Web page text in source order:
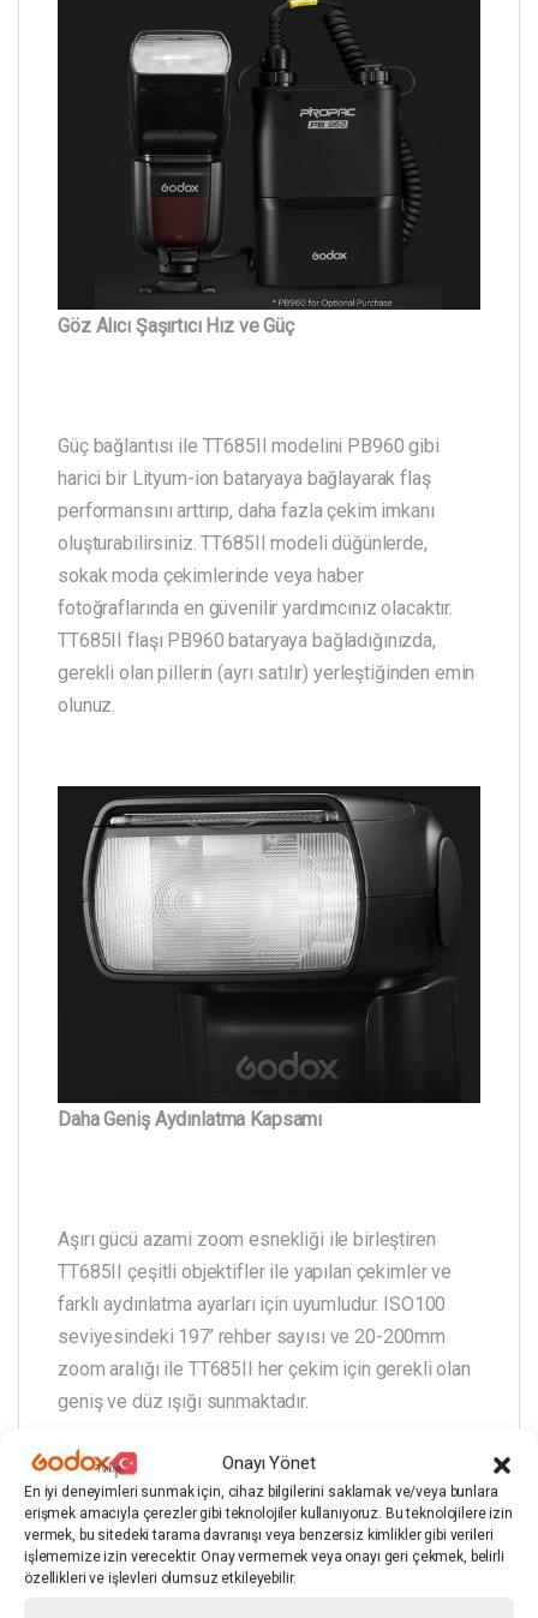
Onayı Yönet
En iyi deneyimleri sunmak için, cihaz bilgilerini saklamak ve/veya bunlara
erişmek amacıyla çerezler gibi teknolojiler kullanıyoruz. Bu teknolojilere izin
vermek, bu sitedeki tarama davranışı veya benzersiz kimlikler gibi verileri
işlememize izin verecektir. Onay vermemek veya onayı geri çekmek, belirli
özellikleri ve işlevleri olumsuz etkileyebilir.
Göz Alıcı Şaşırtıcı Hız ve Güç
Güç bağlantısı ile TT685II modelini PB960 gibi
harici bir Lityum-ion bataryaya bağlayarak flaş
performansını arttırıp, daha fazla çekim imkanı
oluşturabilirsiniz. TT685II modeli düğünlerde,
sokak moda çekimlerinde veya haber
fotoğraflarında en güvenilir yardımcınız olacaktır.
TT685II flaşı PB960 bataryaya bağladığınızda,
gerekli olan pillerin (ayrı satılır) yerleştiğinden emin
olunuz.
Daha Geniş Aydınlatma Kapsamı
Aşırı gücü azami zoom esnekliği ile birleştiren
TT685II çeşitli objektifler ile yapılan çekimler ve
farklı aydınlatma ayarları için uyumludur. ISO100
seviyesindeki 197’ rehber sayısı ve 20-200mm
zoom aralığı ile TT685II her çekim için gerekli olan
geniş ve düz ışığı sunmaktadır.